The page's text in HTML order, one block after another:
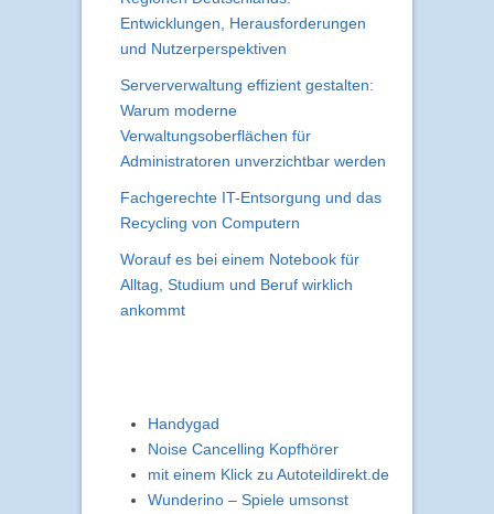
Entwicklungen, Herausforderungen
und Nutzerperspektiven
Serververwaltung effizient gestalten:
Warum moderne
Verwaltungsoberflächen für
Administratoren unverzichtbar werden
Fachgerechte IT-Entsorgung und das
Recycling von Computern
Worauf es bei einem Notebook für
Alltag, Studium und Beruf wirklich
ankommt
Handygad
Noise Cancelling Kopfhörer
mit einem Klick zu Autoteildirekt.de
Wunderino – Spiele umsonst